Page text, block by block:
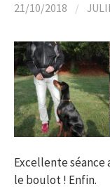
21/10/2018 /
Excellente séance
le boulot ! Enfin.